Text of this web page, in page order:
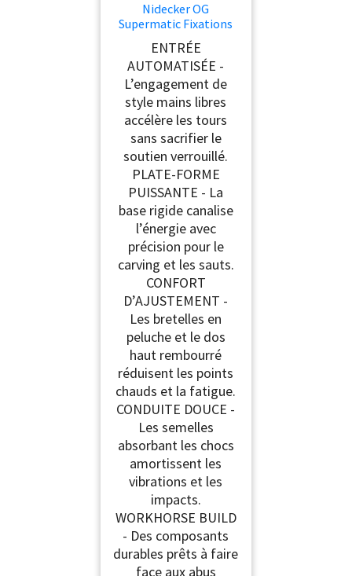
Nidecker OG
Supermatic Fixations
de Snowboard-
Système d’Ouverture
Automatique avec
Spoiler inclinable - L -
Esape Cyan
ENTRÉE
AUTOMATISÉE -
L’engagement de
style mains libres
accélère les tours
sans sacrifier le
soutien verrouillé.
PLATE-FORME
PUISSANTE - La
base rigide canalise
l’énergie avec
précision pour le
carving et les sauts.
CONFORT
D’AJUSTEMENT -
Les bretelles en
peluche et le dos
haut rembourré
réduisent les points
chauds et la fatigue.
CONDUITE DOUCE -
Les semelles
absorbant les chocs
amortissent les
vibrations et les
impacts.
WORKHORSE BUILD
- Des composants
durables prêts à faire
face aux abus